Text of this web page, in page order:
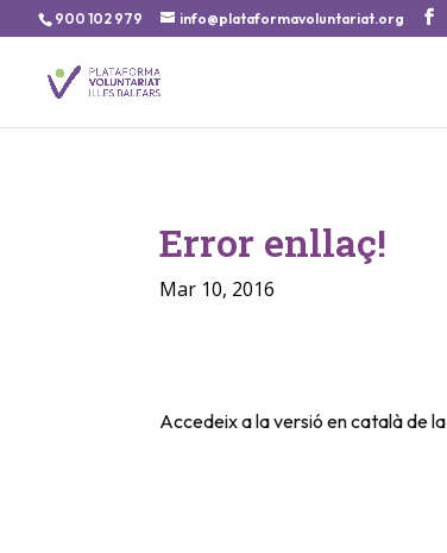
900 102 979 info@plataformavoluntariat.org
Error enllaç!
Mar 10, 2016
Accedeix a la versió en català de